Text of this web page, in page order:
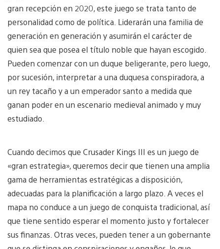
gran recepción en 2020, este juego se trata tanto de
personalidad como de política. Liderarán una familia de
generación en generación y asumirán el carácter de
quien sea que posea el título noble que hayan escogido.
Pueden comenzar con un duque beligerante, pero luego,
por sucesión, interpretar a una duquesa conspiradora, a
un rey tacaño y a un emperador santo a medida que
ganan poder en un escenario medieval animado y muy
estudiado.
Cuando decimos que Crusader Kings III es un juego de
«gran estrategia», queremos decir que tienen una amplia
gama de herramientas estratégicas a disposición,
adecuadas para la planificación a largo plazo. A veces el
mapa no conduce a un juego de conquista tradicional, así
que tiene sentido esperar el momento justo y fortalecer
sus finanzas. Otras veces, pueden tener a un gobernante